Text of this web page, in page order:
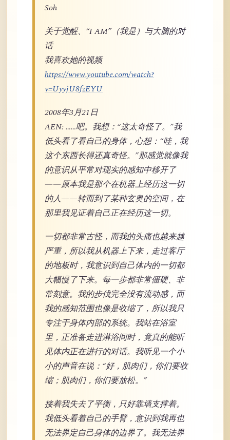
Soh
关于觉醒、“I AM”（我是）与大脑的对
话
我喜欢她的视频
https://www.youtube.com/watch?
v=UyyjU8fzEYU
2008年3月21日
AEN: ……吧。我想：“这太奇怪了。”我
低头看了看自己的身体，心想：“哇，我
这个东西长得还真奇怪。”那感觉就像我
的意识从平常对现实的感知中移开了
——原本我是那个在机器上经历这一切
的人——转而到了某种玄奥的空间，在
那里我见证着自己正在经历这一切。
一切都非常古怪，而我的头痛也越来越
严重，所以我从机器上下来，走过客厅
的地板时，我意识到自己体内的一切都
大幅慢了下来。每一步都非常僵硬、非
常刻意。我的步伐完全没有流动感，而
我的感知范围也像是收缩了，所以我只
专注于身体内部的系统。我站在浴室
里，正准备走进淋浴间时，竟真的能听
见体内正在进行的对话。我听见一个小
小的声音在说：“好，肌肉们，你们要收
缩；肌肉们，你们要放松。”
接着我失去了平衡，只好靠墙支撑着。
我低头看着自己的手臂，意识到我再也
无法界定自己身体的边界了。我无法界